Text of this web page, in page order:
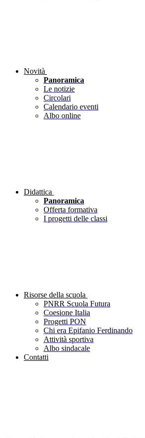
Novità
Panoramica
Le notizie
Circolari
Calendario eventi
Albo online
Didattica
Panoramica
Offerta formativa
I progetti delle classi
Risorse della scuola
PNRR Scuola Futura
Coesione Italia
Progetti PON
Chi era Epifanio Ferdinando
Attività sportiva
Albo sindacale
Contatti